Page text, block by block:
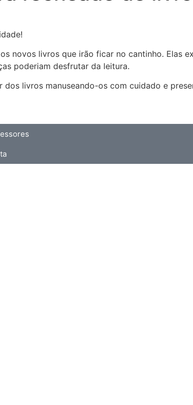
novos livros que irão ficar no cantinho. Elas
poderiam desfrutar da leitura.
livros manuseando-os com cuidado e